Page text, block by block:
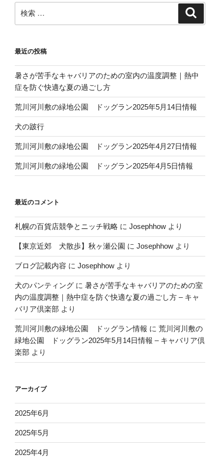
ン
索:
最近の投稿
暑さが苦手なキャバリアのための室内の温度調整｜熱中
症を防ぐ快適な夏の過ごし方
荒川河川敷の緑地公園 ドッグラン2025年5月14日情報
犬の跛行
荒川河川敷の緑地公園 ドッグラン2025年4月27日情報
荒川河川敷の緑地公園 ドッグラン2025年4月5日情報
最近のコメント
札幌の百貨店競争とニッチ戦略 に Josephhow より
【東京近郊 犬散歩】秋ヶ瀬公園 に Josephhow より
ブログ記載内容 に Josephhow より
犬のパンティング に 暑さが苦手なキャバリアのための室
内の温度調整｜熱中症を防ぐ快適な夏の過ごし方 – キャ
バリア倶楽部 より
荒川河川敷の緑地公園 ドッグラン情報 に 荒川河川敷の
緑地公園 ドッグラン2025年5月14日情報 – キャバリア倶
楽部 より
アーカイブ
2025年6月
2025年5月
2025年4月